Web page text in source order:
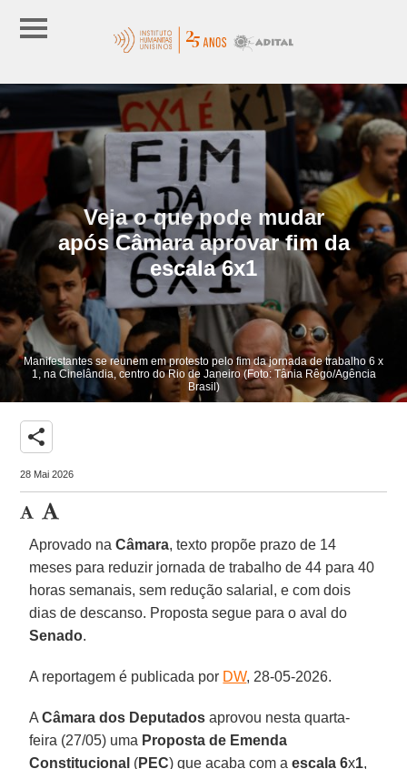
Veja o que pode mudar
após Câmara aprovar fim da
escala 6x1
Manifestantes se reunem em protesto pelo fim da jornada de trabalho 6 x
1, na Cinelândia, centro do Rio de Janeiro (Foto: Tânia Rêgo/Agência
Brasil)
share
28 Mai 2026
Aprovado naCâmara, texto propõe prazo de 14
meses para reduzir jornada de trabalho de 44 para 40
horas semanais, sem redução salarial, e com dois
dias de descanso. Proposta segue para o aval do
Senado.
A reportagem é publicada por DW, 28-05-2026.
ACâmara dos Deputados aprovou nesta quarta-
feira (27/05) uma Proposta de Emenda
Constitucional (PEC) que acaba com aescala 6x1,